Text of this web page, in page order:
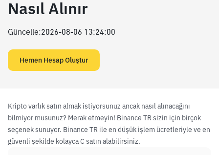
Nasıl Alınır
Güncelle:2026-08-06 13:24:00
Hemen Hesap Oluştur
Kripto varlık satın almak istiyorsunuz ancak nasıl alınacağını
bilmiyor musunuz? Merak etmeyin! Binance TR sizin için birçok
seçenek sunuyor. Binance TR ile en düşük işlem ücretleriyle ve en
güvenli şekilde kolayca C satın alabilirsiniz.